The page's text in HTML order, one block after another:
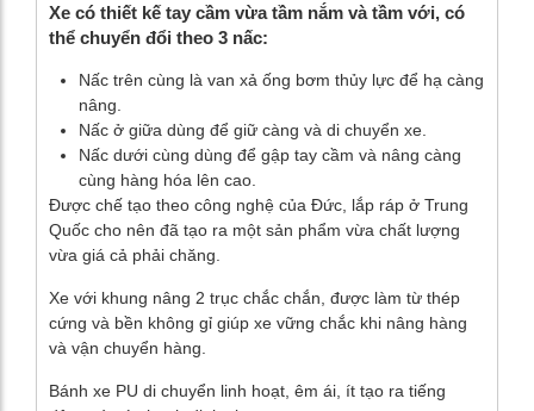
Xe có thiết kế tay cầm vừa tầm nắm và tầm với, có
thể chuyển đổi theo 3 nấc:
Nấc trên cùng là van xả ống bơm thủy lực để hạ càng
nâng.
Nấc ở giữa dùng để giữ càng và di chuyển xe.
Nấc dưới cùng dùng để gập tay cầm và nâng càng
cùng hàng hóa lên cao.
Được chế tạo theo công nghệ của Đức, lắp ráp ở Trung
Quốc cho nên đã tạo ra một sản phẩm vừa chất lượng
vừa giá cả phải chăng.
Xe với khung nâng 2 trục chắc chắn, được làm từ thép
cứng và bền không gỉ giúp xe vững chắc khi nâng hàng
và vận chuyển hàng.
Bánh xe PU di chuyển linh hoạt, êm ái, ít tạo ra tiếng